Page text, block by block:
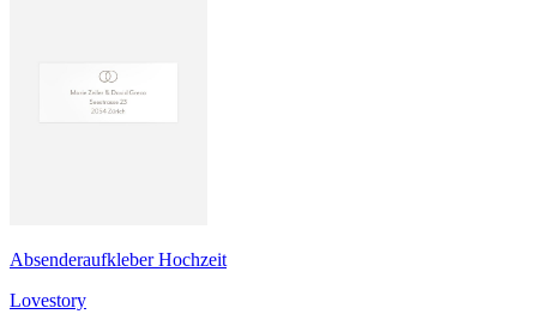
Absenderaufkleber Hochzeit
Lovestory